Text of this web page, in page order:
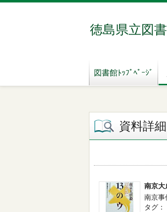
徳島県立図
図書館ﾄｯﾌﾟﾍﾟｰｼﾞ
資料詳細
南京大
南京事
タグ